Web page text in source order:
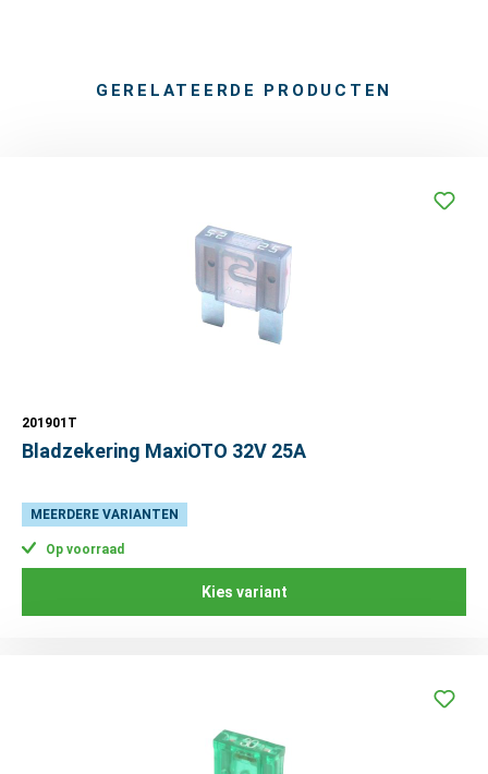
GERELATEERDE PRODUCTEN
201901T
Bladzekering MaxiOTO 32V 25A
MEERDERE VARIANTEN
Op voorraad
Kies variant